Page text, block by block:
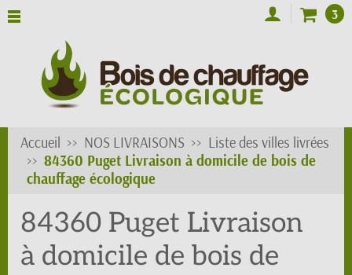
3
Accueil NOS LIVRAISONS
Liste des villes livrées
84360 Puget Livraison à domicile de bois de
chauffage écologique
84360 Puget Livraison
à domicile de bois de